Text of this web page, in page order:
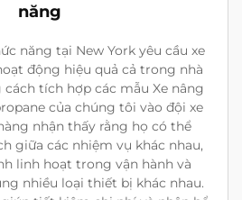
năng
năng tại New York yêu cầu xe
động hiệu quả cả trong nhà
tích hợp các mẫu Xe nâng
của chúng tôi vào đội xe
nhận thấy rằng họ có thể
giữa các nhiệm vụ khác nhau,
linh hoạt trong vận hành và
nhiều loại thiết bị khác nhau.